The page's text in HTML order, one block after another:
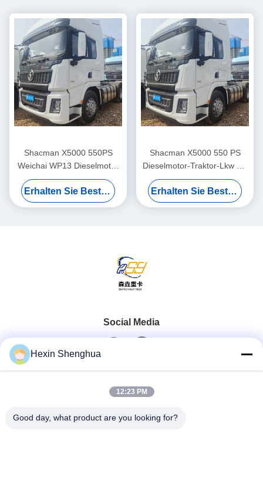
Shacman X5000 550PS
Weichai WP13 Dieselmotor
6×4 Antriebsrad-
Zugmaschine mit 21-30t
Ladekapazität
Erhalten Sie Besten Preis
Shacman X5000 550 PS
Dieselmotor-Traktor-Lkw mit
21-30 t Ladekapazität und
Euro 5 Emissionsstandard
Erhalten Sie Besten Preis
Social Media
Schneller Kontakt
Hexin Shenghua
12:23 PM
Good day, what product are you looking for?